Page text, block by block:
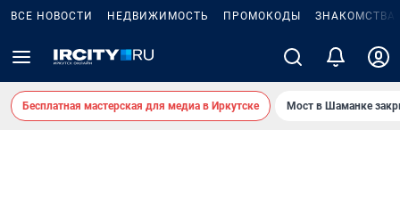
ВСЕ НОВОСТИ НЕДВИЖИМОСТЬ ПРОМОКОДЫ ЗНАКОМСТВА
Бесплатная мастерская для медиа в Иркутске Мост в Шаманке